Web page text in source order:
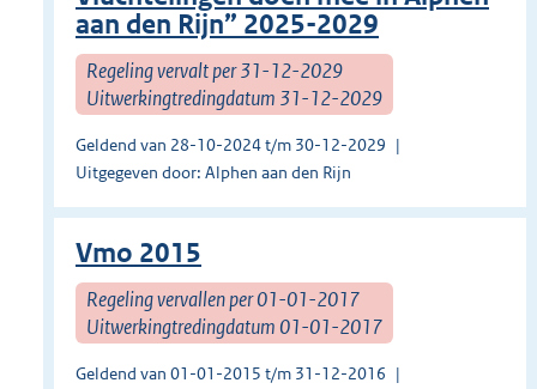
aan den Rijn” 2025-2029
Regeling vervalt per 31-12-2029
Uitwerkingtredingdatum 31-12-2029
Geldend van 28-10-2024 t/m 30-12-2029
Uitgegeven door: Alphen aan den Rijn
Vmo 2015
Regeling vervallen per 01-01-2017
Uitwerkingtredingdatum 01-01-2017
Geldend van 01-01-2015 t/m 31-12-2016